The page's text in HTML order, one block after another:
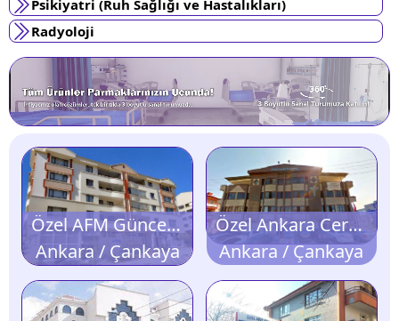
Psikiyatri (Ruh Sağlığı ve Hastalıkları)
Radyoloji
Özel AFM Güncel Genel Cerrahi Merkezi
Ankara / Çankaya
Özel Ankara Cerrahi Tıp Merkezi
Ankara / Çankaya